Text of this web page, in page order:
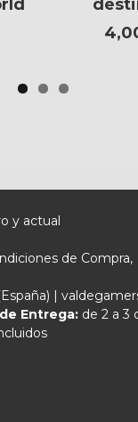
y actual
de Compra
|
Entrega: de 2 a 3